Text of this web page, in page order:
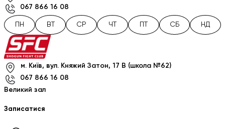
067 866 16 08
ПН ВТ СР ЧТ СБ НД
м. Київ, вул. Княжий Затон, 17 В (школа №62)
067 866 16 08
Великий зал
Записатися